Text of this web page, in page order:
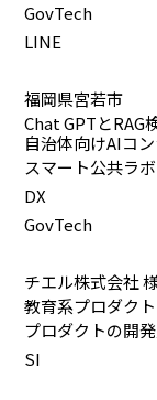
GovTech
LINE
福岡県宮若市
Chat GPTとRAG
自治体向けAIコ
スマート公共ラ
DX
GovTech
チエル株式会社
教育系プロダク
プロダクトの開
SI